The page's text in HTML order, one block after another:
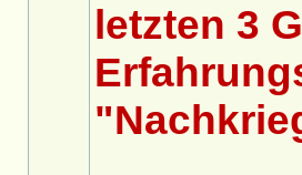
letzten 3